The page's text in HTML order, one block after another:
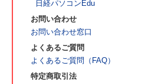
日経パソコンEdu
お問い合わせ
お問い合わせ窓口
よくあるご質問
よくあるご質問（FAQ）
特定商取引法